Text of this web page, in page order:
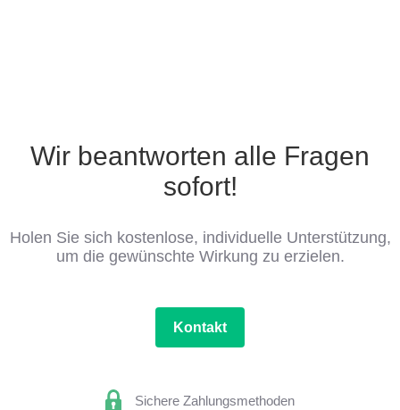
Wir beantworten alle Fragen
sofort!
Holen Sie sich kostenlose, individuelle Unterstützung,
um die gewünschte Wirkung zu erzielen.
Kontakt
Sichere Zahlungsmethoden